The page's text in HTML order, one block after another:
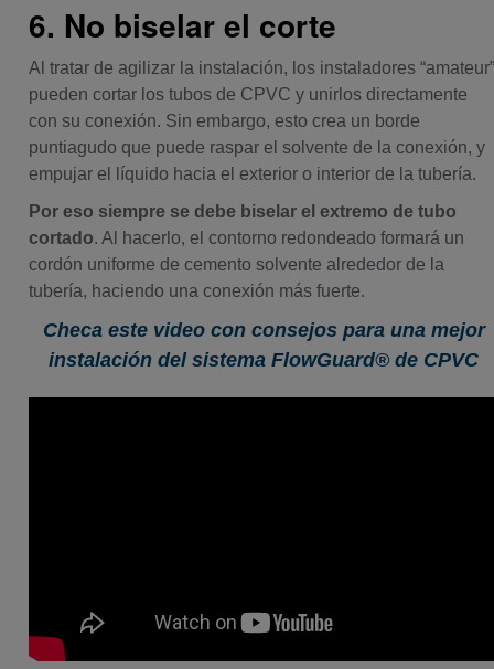
6. No biselar el corte
Al tratar de agilizar la instalación, los instaladores
pueden cortar los tubos de CPVC y unirlos directamente
con su conexión. Sin embargo, esto crea un borde
puntiagudo que puede raspar el solvente de la conexión, y
empujar el líquido hacia el exterior o interior de la tubería.
Por eso siempre se debe biselar el extremo de tubo
cortado. Al hacerlo, el contorno redondeado formará un
cordón uniforme de cemento solvente alrededor de la
tubería, haciendo una conexión más fuerte.
Checa este video con consejos para una mejor
instalación del sistema FlowGuard® de CPVC